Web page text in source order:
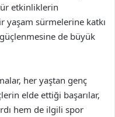
etkinliklerin
yaşam sürmelerine katkı
de büyük
her yaştan genç
elde ettiği başarılar,
hem de ilgili spor